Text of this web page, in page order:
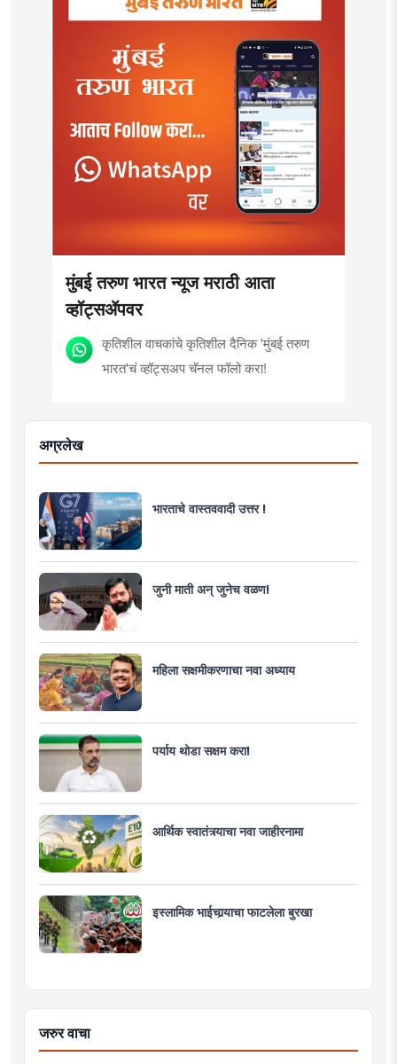
मुंबई तरुण भारत न्यूज मराठी आता
व्हॉट्सॲपवर
कृतिशील वाचकांचे कृतिशील दैनिक 'मुंबई तरुण
भारत'चं व्हॉट्सअप चॅनल फॉलो करा!
अग्रलेख
भारताचे वास्तववादी उत्तर !
जुनी माती अन् जुनेच वळण!
महिला सक्षमीकरणाचा नवा अध्याय
पर्याय थोडा सक्षम करा!
आर्थिक स्वातंत्र्याचा नवा जाहीरनामा
इस्लामिक भाईचार्‍याचा फाटलेला बुरखा
जरुर वाचा